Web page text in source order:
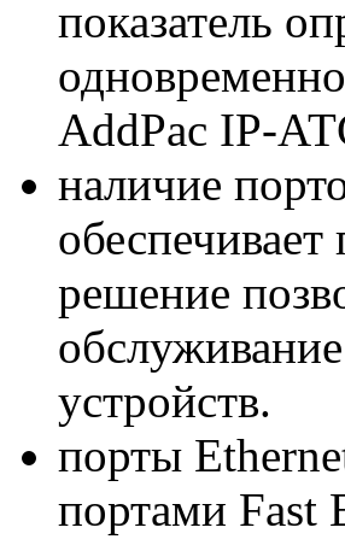
показатель
AddPac IP-
наличие
решение
устройств.
порты
портами Fast